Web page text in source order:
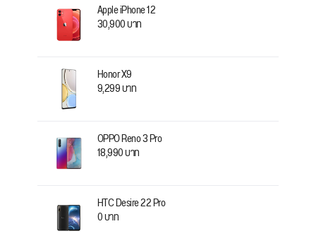
Apple iPhone 12
30,900 บาท
Honor X9
9,299 บาท
OPPO Reno 3 Pro
18,990 บาท
HTC Desire 22 Pro
0 บาท